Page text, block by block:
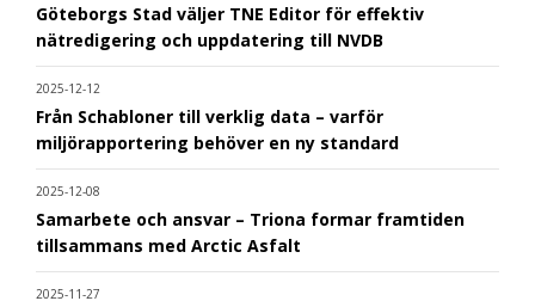
Göteborgs Stad väljer TNE Editor för effektiv
nätredigering och uppdatering till NVDB
2025-12-12
Från Schabloner till verklig data – varför
miljörapportering behöver en ny standard
2025-12-08
Samarbete och ansvar – Triona formar framtiden
tillsammans med Arctic Asfalt
2025-11-27